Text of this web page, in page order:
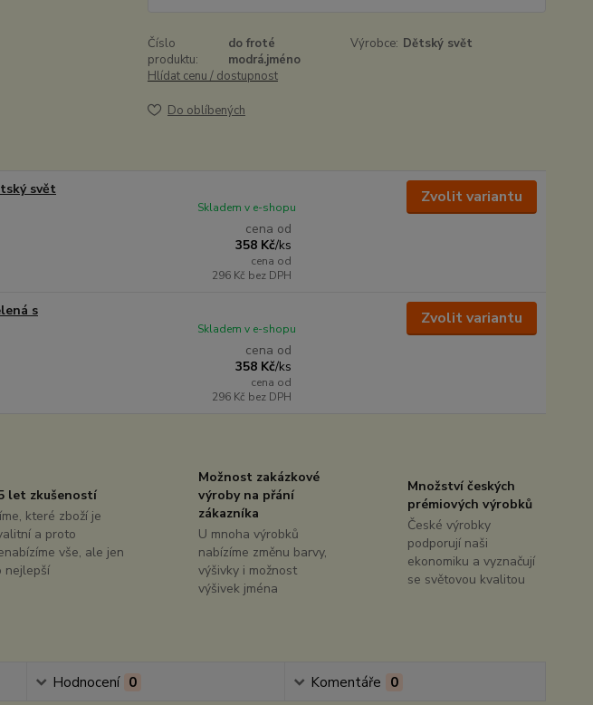
Číslo
produktu:
do froté
modrá.jméno
Výrobce: Dětský svět
Hlídat cenu / dostupnost
Do oblíbených
svět
cena od
358 Kč/ks
cena od
296 Kč bez DPH
Skladem v e-shopu
Zvolit variantu
s
cena od
358 Kč/ks
cena od
296 Kč bez DPH
Skladem v e-shopu
Zvolit variantu
let zkušeností
které zboží je
a proto
vše, ale jen
nejlepší
Možnost zakázkové
výroby na přání
zákazníka
U mnoha výrobků
nabízíme změnu barvy,
výšivky i možnost
výšivek jména
Množství českých
prémiových výrobků
České výrobky
podporují naši
ekonomiku a vyznačují
se světovou kvalitou
Hodnocení 0 Komentáře 0